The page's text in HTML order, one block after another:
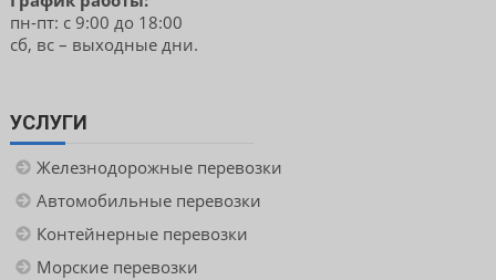
пн-пт: с 9:00 до 18:00
сб, вс – выходные дни.
УСЛУГИ
Железнодорожные перевозки
Автомобильные перевозки
Контейнерные перевозки
Морские перевозки